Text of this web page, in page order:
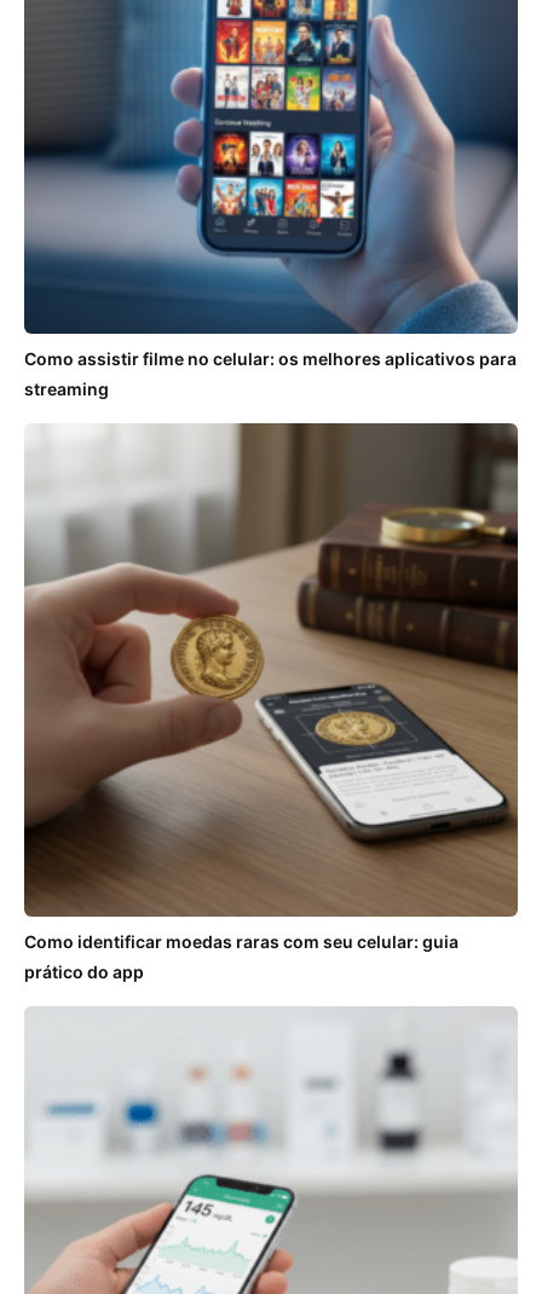
Como assistir filme no celular: os melhores aplicativos para
streaming
Como identificar moedas raras com seu celular: guia
prático do app